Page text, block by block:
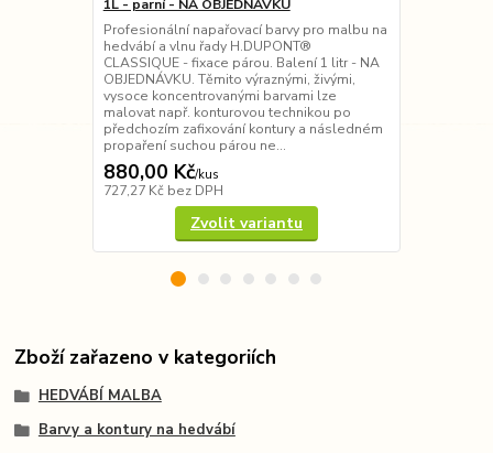
1L - parní - NA OBJEDNÁVKU
Profesionální napařovací barvy pro malbu na
hedvábí a vlnu řady H.DUPONT®
CLASSIQUE - fixace párou. Balení 1 litr - NA
OBJEDNÁVKU. Těmito výraznými, živými,
vysoce koncentrovanými barvami lze
malovat např. konturovou technikou po
předchozím zafixování kontury a následném
propaření suchou párou ne...
880,00 Kč/kus
727,27 Kč bez DPH
Zvolit variantu
Zboží zařazeno v kategoriích
HEDVÁBÍ MALBA
Barvy a kontury na hedvábí